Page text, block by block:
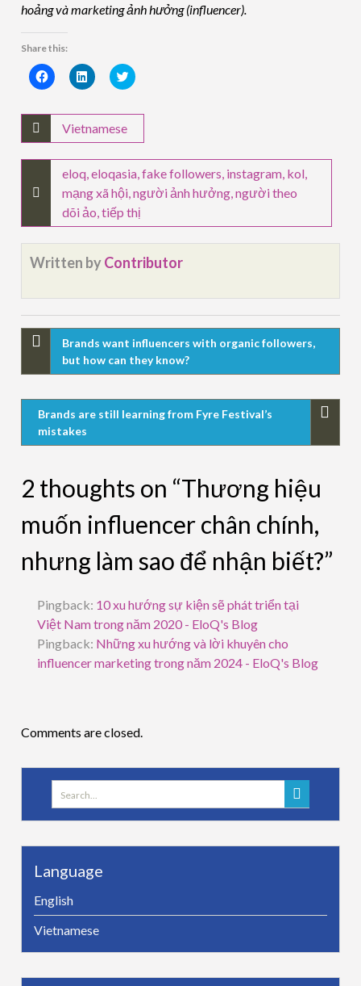
hoảng và marketing ảnh hưởng (influencer).
Share this:
Click
to
Facebook
(Opens
new
window)
Click
to
LinkedIn
(Opens
in
new
window)
Click
to
Twitter
new
window)
Vietnamese
eloq ,eloqasia ,fake followers instagram kol
mạng xã hội ,người ảnh hưởng ,người theo
dõi ảo ,tiếp thị
Written byContributor
Brands want influencers with organic followers,
but how can they know?
Brands are still learning from Fyre Festival’s
mistakes
2 thoughts on “Thương hiệu
muốn influencer chân chính,
nhưng làm sao để nhận biết?”
Pingback: 10 xu hướng sự kiện sẽ phát triển tại
Việt Nam trong năm 2020 - EloQ's Blog
Pingback: Những xu hướng và lời khuyên cho
influencer marketing trong năm 2024 - EloQ's Blog
Comments are closed.
Search
for:
Language
English
Vietnamese